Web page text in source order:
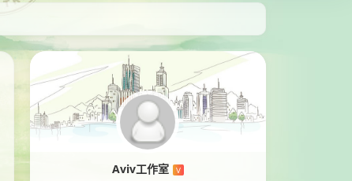
Aviv工作室 V